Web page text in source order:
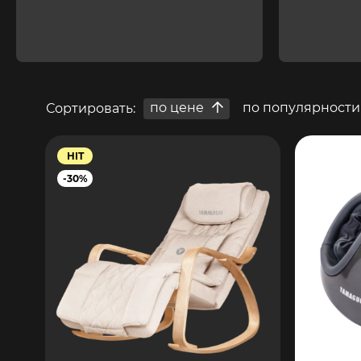
Сортировать: по цене по популярности
HIT
-30%